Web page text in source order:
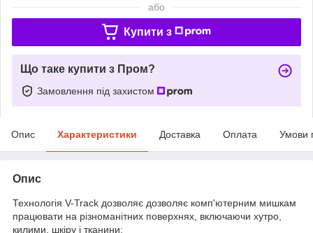
або
Купити з
Що таке купити з Пром?
Замовлення під захистом
Опис Характеристики Доставка Оплата Умови
Опис
Технологія V-Track дозволяє дозволяє комп'ютерним мишкам
працювати на різноманітних поверхнях, включаючи хутро,
килими, шкіру і тканини;